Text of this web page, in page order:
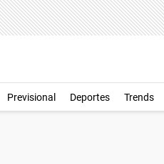
Previsional Deportes Trends